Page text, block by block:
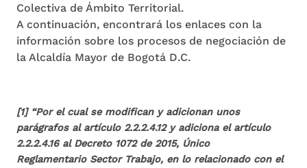
Colectiva de Ámbito Territorial.
A continuación, encontrará los enlaces con la
información sobre los procesos de negociación de
la Alcaldía Mayor de Bogotá D.C.
[1] “Por el cual se modifican y adicionan unos
parágrafos al artículo 2.2.2.4.12 y adiciona el artículo
2.2.2.4.16 al Decreto 1072 de 2015, Único
Reglamentario Sector Trabajo, en lo relacionado con el